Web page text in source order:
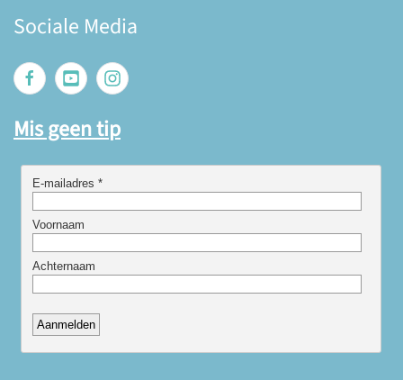
Sociale Media
Mis geen tip